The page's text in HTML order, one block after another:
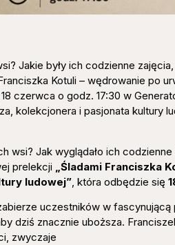
Jakie były ich codzienne
Kotuli – wędrowanie po
czerwca o godz. 17:30 w
kolekcjonera i pasjonata kultury
wsi? Jak wyglądało ich
prelekcji
„Śladami Franciszka
ludowej” , która odbędzie się
uczestników w
dziś znacznie uboższa.
zwyczaje